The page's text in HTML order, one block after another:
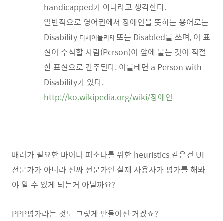
handicapped가 아니라고 생각한다.
일반적으로 영어권에서 장애인을 뜻하는 용어로는
Disability 디세이블리티또는 Disabled를 쓰며, 이 표
현이 수식할 사람(Person)이 앞에 붙는 것이 적절
한 표현으로 간주된다. 이를테면 a Person with
Disability가 있다.
http://ko.wikipedia.org/wiki/장애인
배려가 필요한 마이너 퍼소나를 위한 heuristics 같은건 UI
전문가가 아니라 진짜 전문가인 실제 사용자가 평가를 해봐
야 알 수 있게 되는거 아닐까요?
PPP평가라는 것도 그렇게 만들어진 거겠죠?